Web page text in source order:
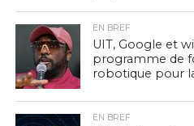
EN BREF
UIT, Google et
programme de
robotique pour
EN BREF